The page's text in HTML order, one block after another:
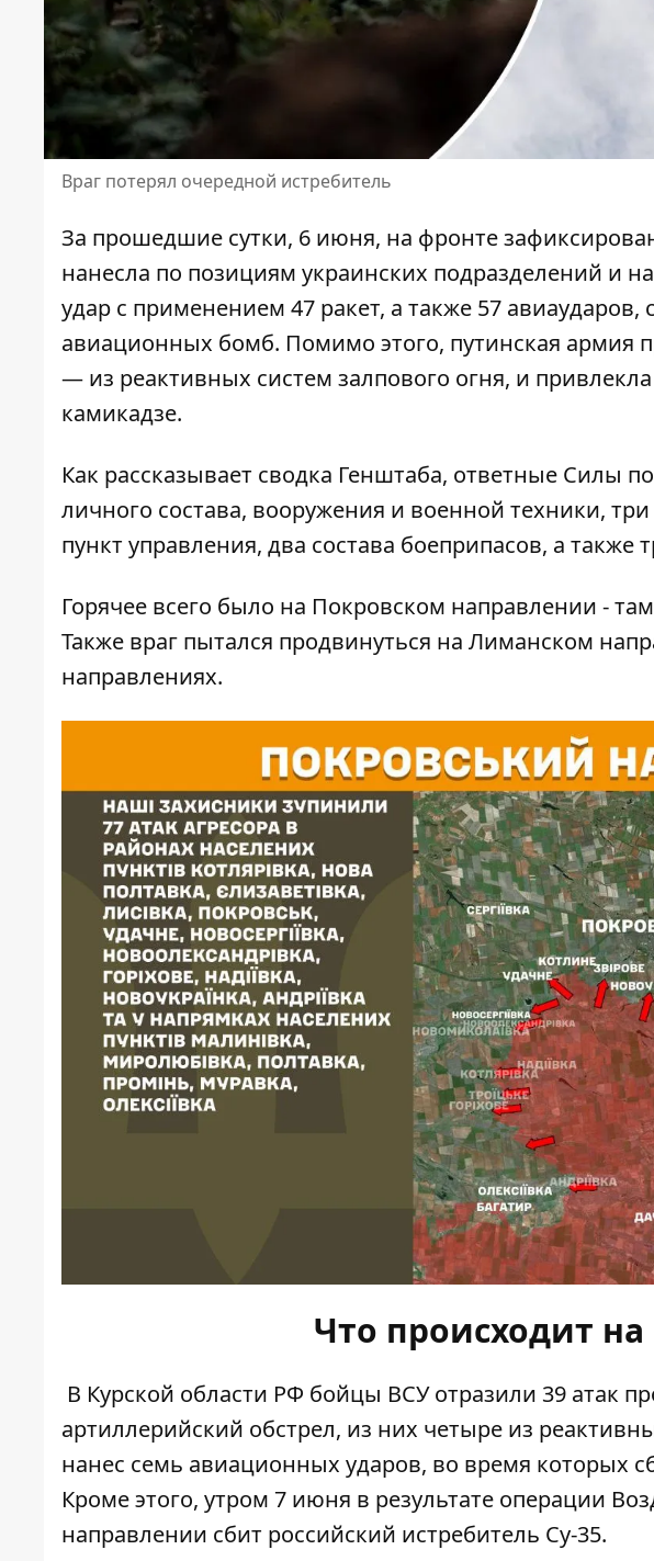
Враг потерял очередной истребитель
За прошедшие сутки, 6 июня, на фронте
нанесла по позициям украинских подразделений и
удар с применением 47 ракет, а также 57
авиационных бомб. Помимо этого, путинская армия
— из реактивных систем залпового огня, и
камикадзе.
Как рассказывает сводка Генштаба, ответные Силы
личного состава, вооружения и военной техники,
пункт управления, два состава боеприпасов, а также
Горячее всего было на Покровском направлении -
Также враг пытался продвинуться на Лиманском
направлениях.
Что происходит
В Курской области РФ бойцы ВСУ отразили 39 атак
артиллерийский обстрел, из них четыре из
нанес семь авиационных ударов, во время которых
Кроме этого, утром 7 июня в результате операции
направлении сбит российский истребитель Су-35.